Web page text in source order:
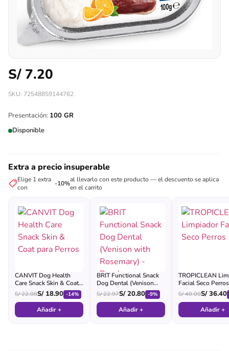
S/ 7.20
SKU: 72548859144762
Presentación: 100 GR
Disponible
Extra a precio insuperable
Elige 1 extra
con
-10%al llevarlo con este producto — el descuento se aplica
en el carrito
CANVIT Dog Health
Care Snack Skin & Coat
para Perros
S/22.08S/18.90 -14%
Añadir +
BRIT Functional Snack
Dog Dental (Venison
with Rosemary) - Pouch
S/22.97S/20.80 -9%
Añadir +
TROPICLEAN
Facial Seco Perros
S/40.00S/36.40
Añadir +